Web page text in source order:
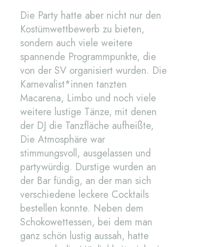
Die Party hatte aber nicht nur den
Kostümwettbewerb zu bieten,
sondern auch viele weitere
spannende Programmpunkte, die
von der SV organisiert wurden. Die
Karnevalist*innen tanzten
Macarena, Limbo und noch viele
weitere lustige Tänze, mit denen
der DJ die Tanzfläche aufheißte,
Die Atmosphäre war
stimmungsvoll, ausgelassen und
partywürdig. Durstige wurden an
der Bar fündig, an der man sich
verschiedene leckere Cocktails
bestellen konnte. Neben dem
Schokowettessen, bei dem man
ganz schön lustig aussah, hatte